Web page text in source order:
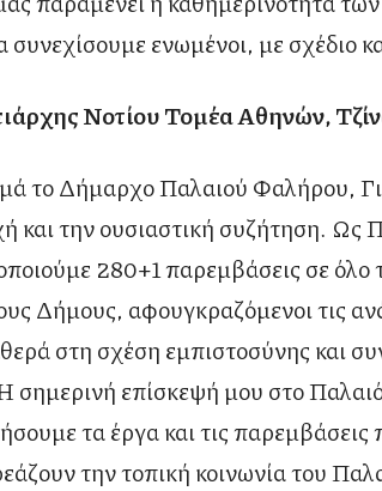
συνεχίσουμε ενωμένοι, με σχέδιο
Νοτίου Τομέα Αθηνών,
το Δήμαρχο Παλαιού Φαλήρου,
και την ουσιαστική συζήτηση. Ως
280+1 παρεμβάσεις σε
Δήμους, αφουγκραζόμενοι τις
στη σχέση εμπιστοσύνης και
σημερινή επίσκεψή μου στο
τα έργα και τις
την τοπική κοινωνία του